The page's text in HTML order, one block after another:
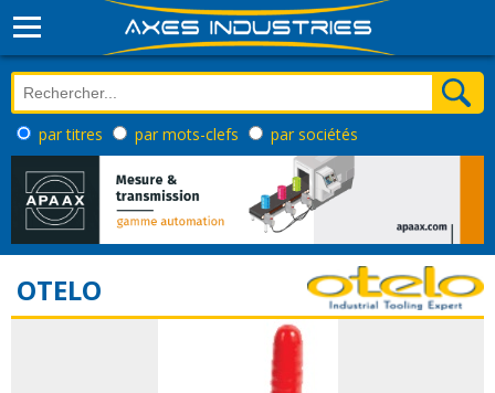
par titres par mots-clefs par sociétés
OTELO